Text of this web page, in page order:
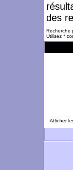
des
Recherche
Utilisez *
Afficher